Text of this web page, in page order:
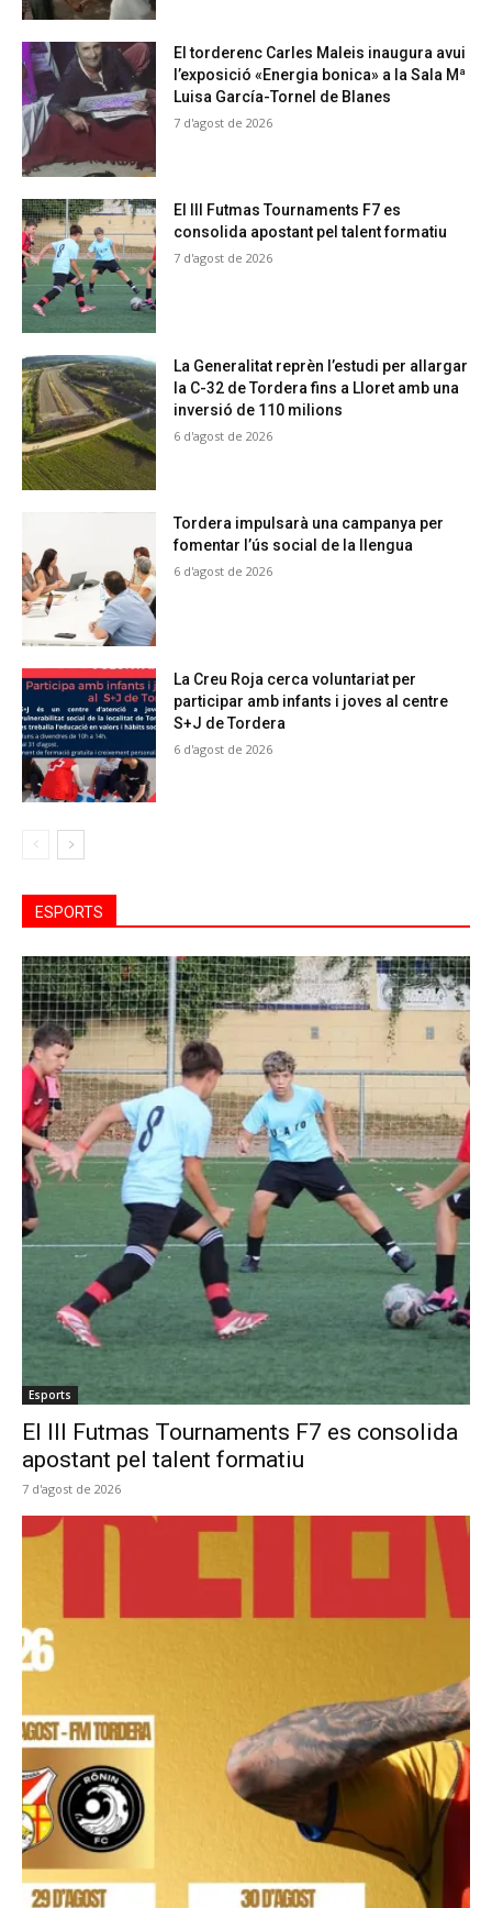
El torderenc Carles Maleis inaugura avui
l’exposició «Energia bonica» a la Sala Mª
Luisa García-Tornel de Blanes
7 d'agost de 2026
El III Futmas Tournaments F7 es
consolida apostant pel talent formatiu
7 d'agost de 2026
La Generalitat reprèn l’estudi per allargar
la C-32 de Tordera fins a Lloret amb una
inversió de 110 milions
6 d'agost de 2026
Tordera impulsarà una campanya per
fomentar l’ús social de la llengua
6 d'agost de 2026
La Creu Roja cerca voluntariat per
participar amb infants i joves al centre
S+J de Tordera
6 d'agost de 2026
ESPORTS
Esports
El III Futmas Tournaments F7 es consolida
apostant pel talent formatiu
7 d'agost de 2026